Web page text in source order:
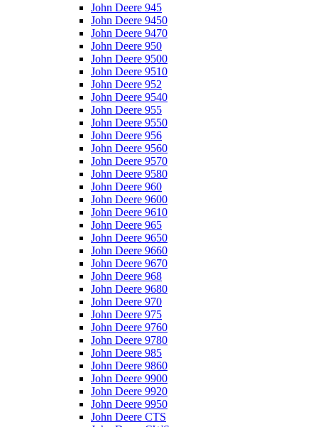
John Deere 945
John Deere 9450
John Deere 9470
John Deere 950
John Deere 9500
John Deere 9510
John Deere 952
John Deere 9540
John Deere 955
John Deere 9550
John Deere 956
John Deere 9560
John Deere 9570
John Deere 9580
John Deere 960
John Deere 9600
John Deere 9610
John Deere 965
John Deere 9650
John Deere 9660
John Deere 9670
John Deere 968
John Deere 9680
John Deere 970
John Deere 975
John Deere 9760
John Deere 9780
John Deere 985
John Deere 9860
John Deere 9900
John Deere 9920
John Deere 9950
John Deere CTS